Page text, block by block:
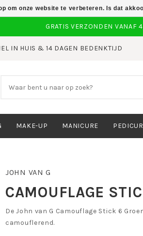
IN HUIS & 14 DAGEN BEDENKTIJD
MAKE-UP MANICURE
JOHN VAN G
CAMOUFLAGE
De John van G Camouflage Stick 6
camouflerend.
om onze website te verbeteren. Is dat